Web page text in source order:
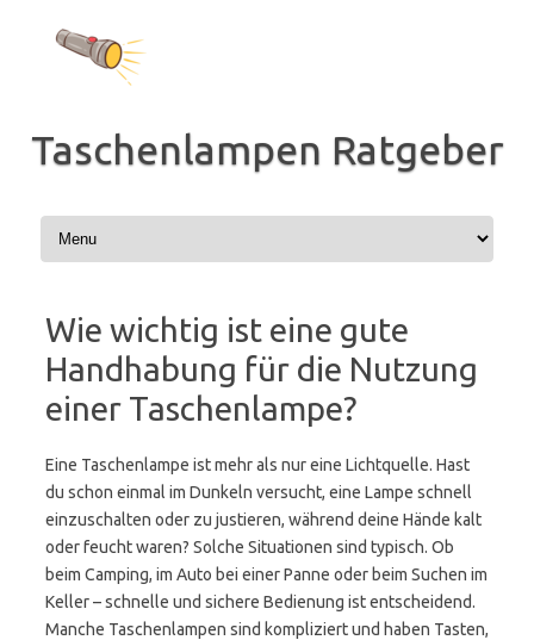
springen
Taschenlampen Ratgeber
Wie wichtig ist eine gute
Handhabung für die Nutzung
einer Taschenlampe?
Eine Taschenlampe ist mehr als nur eine Lichtquelle. Hast
du schon einmal im Dunkeln versucht, eine Lampe schnell
einzuschalten oder zu justieren, während deine Hände kalt
oder feucht waren? Solche Situationen sind typisch. Ob
beim Camping, im Auto bei einer Panne oder beim Suchen im
Keller – schnelle und sichere Bedienung ist entscheidend.
Manche Taschenlampen sind kompliziert und haben Tasten,